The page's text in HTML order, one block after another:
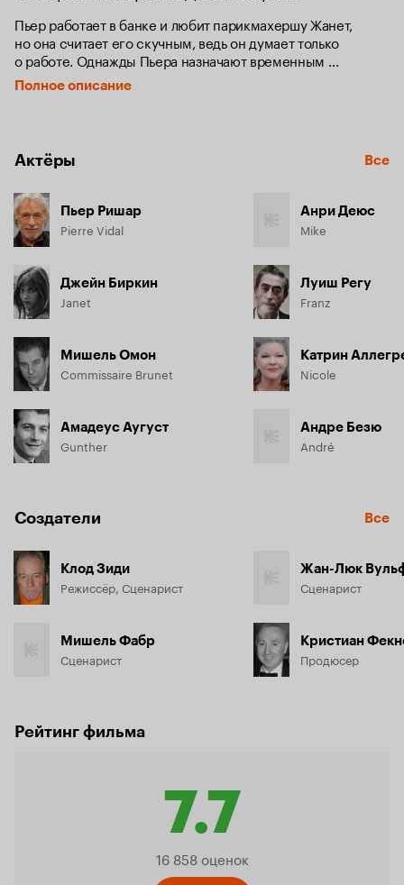
Пьер работает в банке и любит парикмахершу Жанет,
но она считает его скучным, ведь он думает только
о работе. Однажды Пьера назначают временным
заместителем директора, пока сам директор находится
в отпуске. И именно в это время мошенники решают
Полное описание
Актёры Все
Пьер Ришар
Pierre Vidal
Джейн Биркин
Janet
Мишель Омон
Commissaire Brunet
Амадеус Аугуст
Gunther
Анри Деюс
Mike
Луиш Регу
Franz
Катрин
Nicole
Андре Безю
André
Создатели Все
Клод Зиди
Режиссёр, Сценарист
Мишель Фабр
Сценарист
Жан-Люк
Сценарист
Кристиан
Продюсер
Рейтинг фильма
7.7
Рейтинг
16 858 оценок